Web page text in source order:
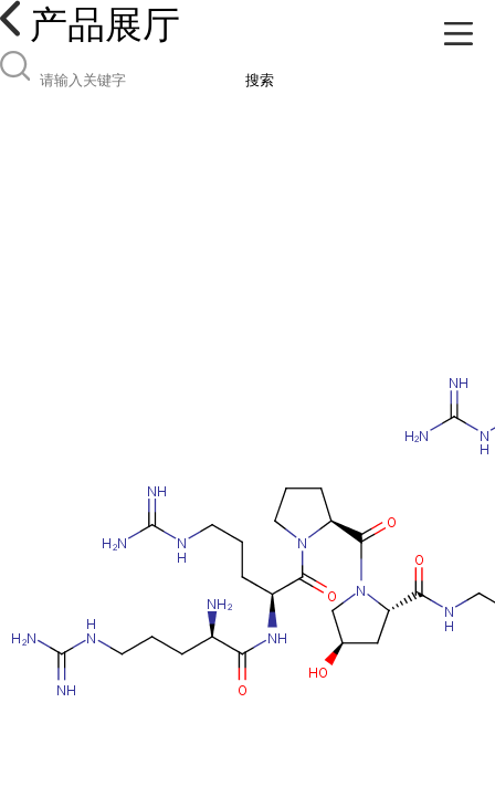
产品展厅
搜索